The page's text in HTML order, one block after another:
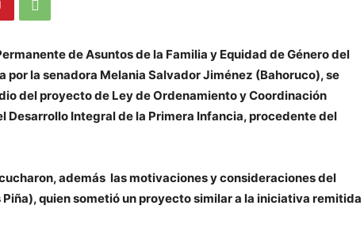
de Asuntos de la Familia y Equidad de Género del
por la senadora Melania Salvador Jiménez (Bahoruco), se
del proyecto de Ley de Ordenamiento y Coordinación
Desarrollo Integral de la Primera Infancia, procedente del
además las motivaciones y consideraciones del
quien sometió un proyecto similar a la iniciativa remitida